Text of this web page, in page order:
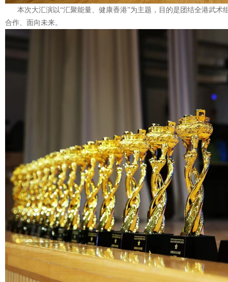
本次大汇演以“汇聚能量、健康香港”为主题，目的是团结全港武术
合作、面向未来。